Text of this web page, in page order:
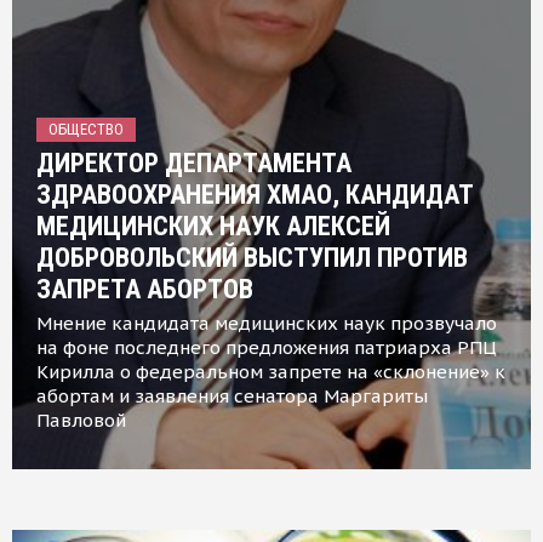
ОБЩЕСТВО
ДИРЕКТОР ДЕПАРТАМЕНТА
ЗДРАВООХРАНЕНИЯ ХМАО, КАНДИДАТ
МЕДИЦИНСКИХ НАУК АЛЕКСЕЙ
ДОБРОВОЛЬСКИЙ ВЫСТУПИЛ ПРОТИВ
ЗАПРЕТА АБОРТОВ
Мнение кандидата медицинских наук прозвучало
на фоне последнего предложения патриарха РПЦ
Кирилла о федеральном запрете на «склонение» к
абортам и заявления сенатора Маргариты
Павловой